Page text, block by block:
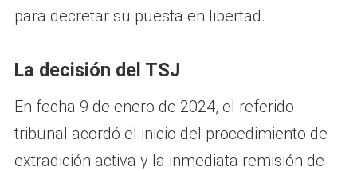
para decretar su puesta en libertad.
La decisión del TSJ
En fecha 9 de enero de 2024, el referido
tribunal acordó el inicio del procedimiento de
extradición activa y la inmediata remisión de